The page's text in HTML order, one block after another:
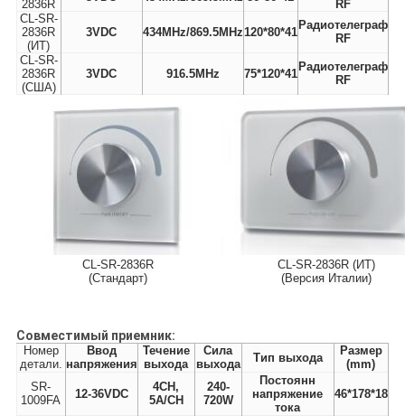
2836R
RF
CL-SR-
2836R
(ИТ)
3VDC 434MHz/869.5MHz120*80*41
Радиотелеграф
RF
CL-SR-
2836R
(США)
3VDC 916.5MHz 75*120*41
Радиотелеграф
RF
CL-SR-2836R
(Стандарт)
CL-SR-2836R (ИТ)
(Версия Италии)
Совместимый приемник:
Номер
детали.
Ввод
напряжения
Течение
выхода
Сила
выхода
Тип выхода
Размер
(mm)
SR-
1009FA
12-36VDC
4CH,
5A/CH
240-
720W
Постоянн
напряжение
тока
46*178*18